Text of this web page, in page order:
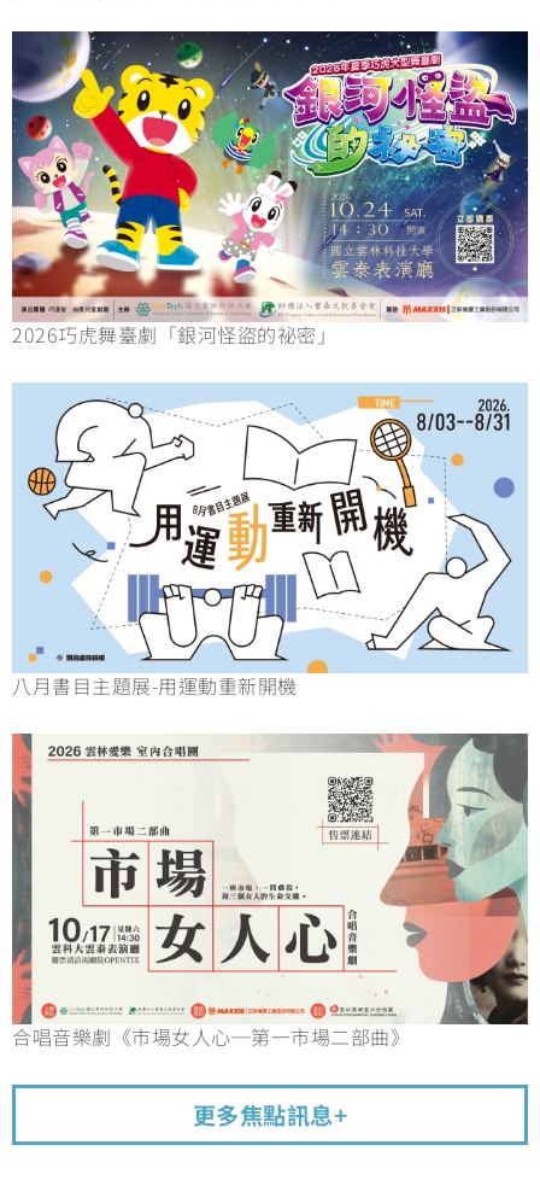
2026巧虎舞臺劇「銀河怪盜的祕密」
八月書目主題展-用運動重新開機
合唱音樂劇《市場女人心─第一市場二部曲》
更多焦點訊息+